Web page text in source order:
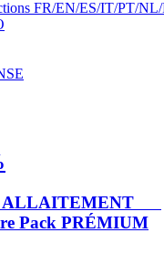
FR/EN/ES/IT/PT/
ALLAITEMENT
Pack PRÉMIUM